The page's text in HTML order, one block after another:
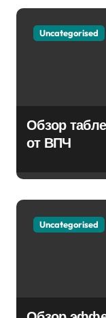
Uncategorised
Обзор
от ВПЧ
Uncategorised